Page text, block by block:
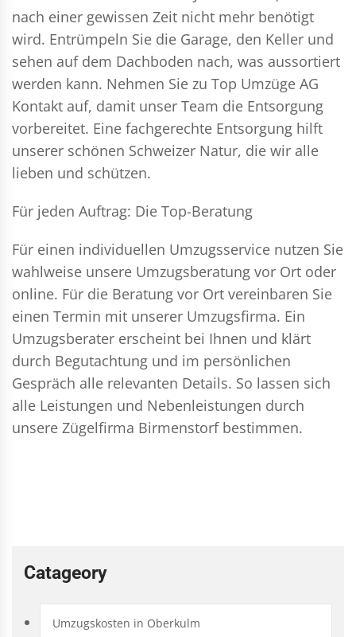
nach einer gewissen Zeit nicht mehr benötigt
wird. Entrümpeln Sie die Garage, den Keller und
sehen auf dem Dachboden nach, was aussortiert
werden kann. Nehmen Sie zu Top Umzüge AG
Kontakt auf, damit unser Team die Entsorgung
vorbereitet. Eine fachgerechte Entsorgung hilft
unserer schönen Schweizer Natur, die wir alle
lieben und schützen.
Für jeden Auftrag: Die Top-Beratung
Für einen individuellen Umzugsservice nutzen Sie
wahlweise unsere Umzugsberatung vor Ort oder
online. Für die Beratung vor Ort vereinbaren Sie
einen Termin mit unserer Umzugsfirma. Ein
Umzugsberater erscheint bei Ihnen und klärt
durch Begutachtung und im persönlichen
Gespräch alle relevanten Details. So lassen sich
alle Leistungen und Nebenleistungen durch
unsere Zügelfirma Birmenstorf bestimmen.
Catageory
Umzugskosten in Oberkulm